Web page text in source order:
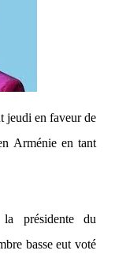
jeudi en faveur de
Arménie en tant
présidente du
basse eut voté